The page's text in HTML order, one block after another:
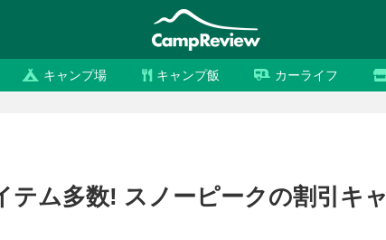
キャンプ場 キャンプ飯 カーライフ
テム多数! スノーピークの割引キャ